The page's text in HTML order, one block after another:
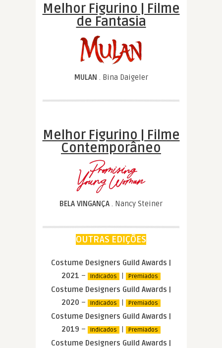
Melhor Figurino | Filme
de Fantasia
MULAN . Bina Daigeler
Melhor Figurino | Filme
Contemporâneo
BELA VINGANÇA . Nancy Steiner
OUTRAS EDIÇÕES
Costume Designers Guild Awards |
2021 – Indicados | Premiados
Costume Designers Guild Awards |
2020 – Indicados | Premiados
Costume Designers Guild Awards |
2019 – Indicados | Premiados
Costume Designers Guild Awards |